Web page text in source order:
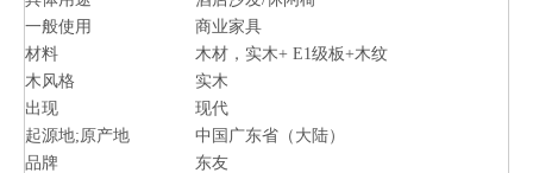
一般使用
商业家具
材料
木材，实木+ E1级板+木纹
木风格
实木
出现
现代
起源地;原产地
中国广东省（大陆）
品牌
东友